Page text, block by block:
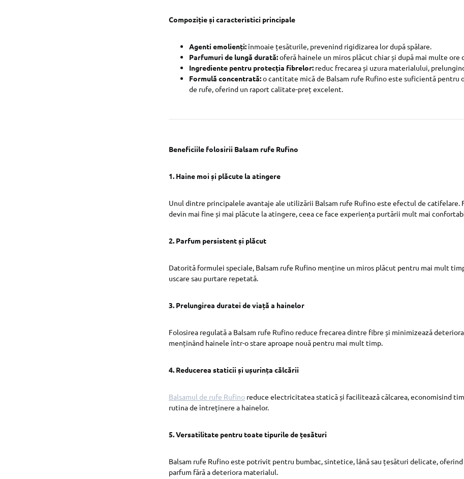
Compoziție și caracteristici principale
Agenti emolienți:înmoaie țesăturile, prevenind rigidizarea lor după spălare.
Parfumuri de lungă durată:oferă hainele un miros plăcut chiar și după mai multe ore
Ingrediente pentru protecția fibrelor: reduc frecarea și uzura materialului,
Formulă concentrată:o cantitate mică de Balsam rufe Rufino este suficientă pentru
de rufe, oferind un raport calitate-preț excelent.
Beneficiile folosirii Balsam rufe Rufino
1. Haine moi și plăcute la atingere
Unul dintre principalele avantaje ale utilizării Balsam rufe Rufino este efectul de catifelare.
devin mai fine și mai plăcute la atingere, ceea ce face experiența purtării mult mai
2. Parfum persistent și plăcut
Datorită formulei speciale, Balsam rufe Rufino menține un miros plăcut pentru mai mult
uscare sau purtare repetată.
3. Prelungirea duratei de viață a hainelor
Folosirea regulată a Balsam rufe Rufino reduce frecarea dintre fibre și minimizează
menținând hainele într-o stare aproape nouă pentru mai mult timp.
4. Reducerea staticii și ușurința călcării
Balsamul de rufe Rufino reduce electricitatea statică și facilitează călcarea, economisind
rutina de întreținere a hainelor.
5. Versatilitate pentru toate tipurile de țesături
Balsam rufe Rufino este potrivit pentru bumbac, sintetice, lână sau țesături delicate,
parfum fără a deteriora materialul.